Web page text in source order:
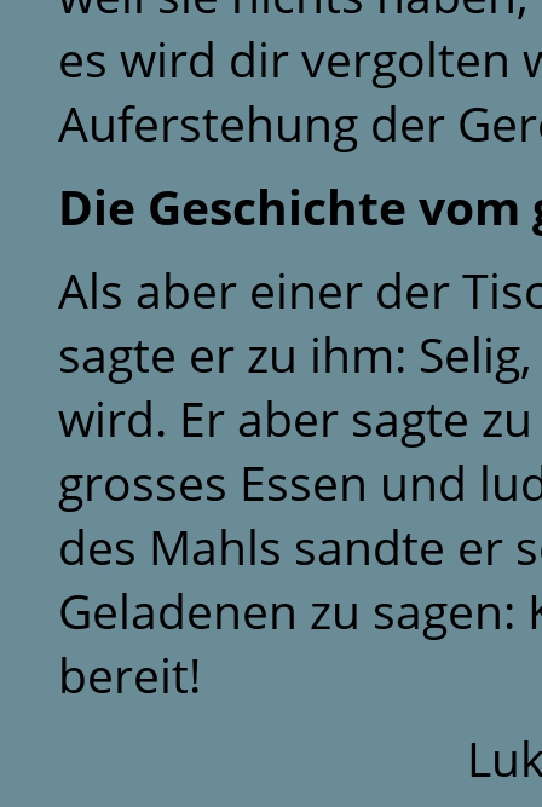
es wird dir vergolten
Auferstehung der
Die Geschichte
Als aber einer der
sagte er zu ihm:
wird. Er aber sagte
grosses Essen und
des Mahls sandte er
Geladenen zu
bereit!